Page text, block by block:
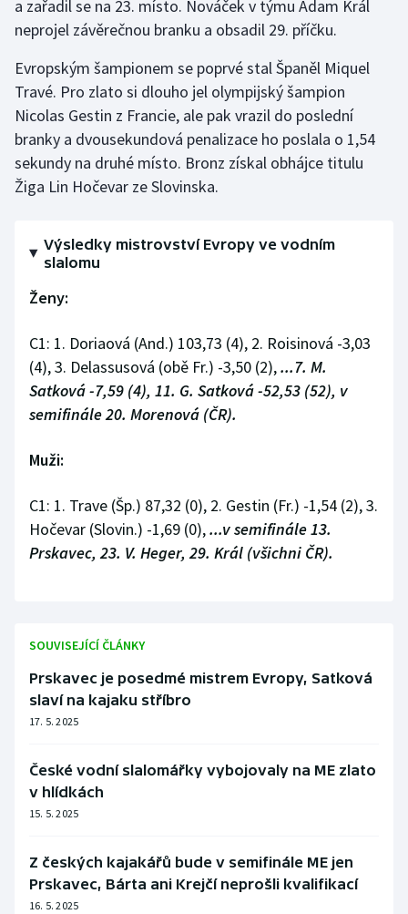
a zařadil se na 23. místo. Nováček v týmu Adam Král
neprojel závěrečnou branku a obsadil 29. příčku.
Evropským šampionem se poprvé stal Španěl Miquel
Travé. Pro zlato si dlouho jel olympijský šampion
Nicolas Gestin z Francie, ale pak vrazil do poslední
branky a dvousekundová penalizace ho poslala o 1,54
sekundy na druhé místo. Bronz získal obhájce titulu
Žiga Lin Hočevar ze Slovinska.
Výsledky mistrovství Evropy ve vodním
slalomu
Ženy:
C1: 1. Doriaová (And.) 103,73 (4), 2. Roisinová -3,03
(4), 3. Delassusová (obě Fr.) -3,50 (2),...7. M.
Satková -7,59 (4), 11. G. Satková -52,53 (52), v
semifinále 20. Morenová (ČR).
Muži:
C1: 1. Trave (Šp.) 87,32 (0), 2. Gestin (Fr.) -1,54 (2), 3.
Hočevar (Slovin.) -1,69 (0),...v semifinále 13.
Prskavec, 23. V. Heger, 29. Král (všichni ČR).
SOUVISEJÍCÍ ČLÁNKY
Prskavec je posedmé mistrem Evropy, Satková
slaví na kajaku stříbro
17. 5. 2025
České vodní slalomářky vybojovaly na ME zlato
v hlídkách
15. 5. 2025
Z českých kajakářů bude v semifinále ME jen
Prskavec, Bárta ani Krejčí neprošli kvalifikací
16. 5. 2025